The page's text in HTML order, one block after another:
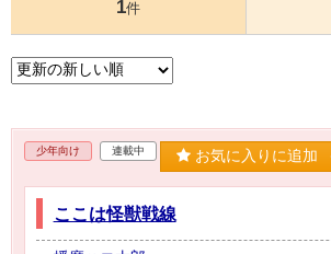
1件
少年向け 連載中 お気に入りに追加
ここは怪獣戦線